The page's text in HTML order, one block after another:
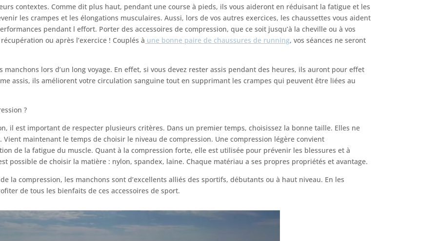
contextes. Comme dit plus haut, pendant une course à pieds, ils vous aideront en réduisant la fatigue et les
les crampes et les élongations musculaires. Aussi, lors de vos autres exercices, les chaussettes vous aident
pendant l effort. Porter des accessoires de compression, que ce soit jusqu’à la cheville ou à vos
ou après l’exercice ! Couplés à une bonne paire de chaussures de running, vos séances ne seront
lors d’un long voyage. En effet, si vous devez rester assis pendant des heures, ils auront pour effet
assis, ils améliorent votre circulation sanguine tout en supprimant les crampes qui peuvent être liées au
?
il est important de respecter plusieurs critères. Dans un premier temps, choisissez la bonne taille. Elles ne
maintenant le temps de choisir le niveau de compression. Une compression légère convient
de la fatigue du muscle. Quant à la compression forte, elle est utilisée pour prévenir les blessures et à
possible de choisir la matière : nylon, spandex, laine. Chaque matériau a ses propres propriétés et avantage.
la compression, les manchons sont d’excellents alliés des sportifs, débutants ou à haut niveau. En les
de tous les bienfaits de ces accessoires de sport.